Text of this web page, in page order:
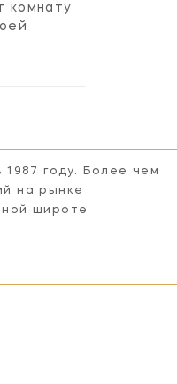
комнату
году. Более чем
на рынке
широте